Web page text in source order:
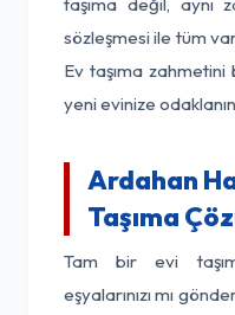
sözleşmesi ile tüm
Ev taşıma
yeni evinize
Ardahan
Taşıma
Tam bir evi
eşyalarınızı mı